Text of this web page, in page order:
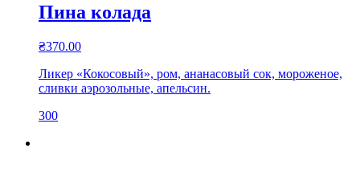
Пина колада
₴370.00
Ликер «Кокосовый», ром, ананасовый сок, мороженое,
сливки аэрозольные, апельсин.
300